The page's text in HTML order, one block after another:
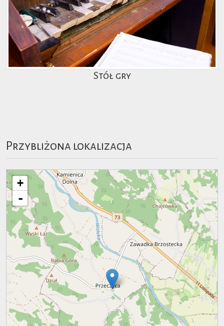
Stół gry
Przybliżona lokalizacja
+
-